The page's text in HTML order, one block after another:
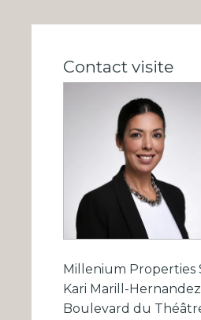
Contact visite
Millenium Properties
Kari Marill-Hernandez
Boulevard du